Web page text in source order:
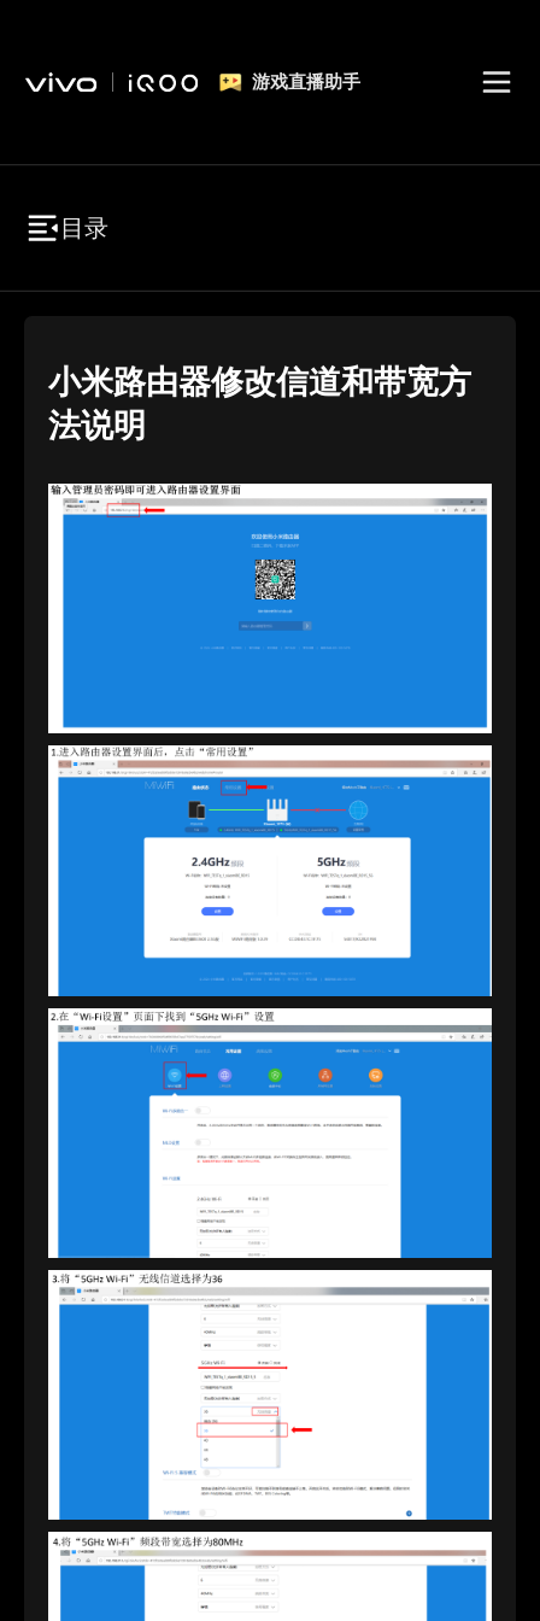
游戏直播助手
目录
小米路由器修改信道和带宽方
法说明